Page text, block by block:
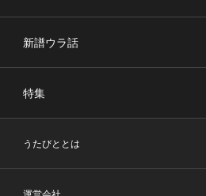
新譜ウラ話
特集
うたびととは